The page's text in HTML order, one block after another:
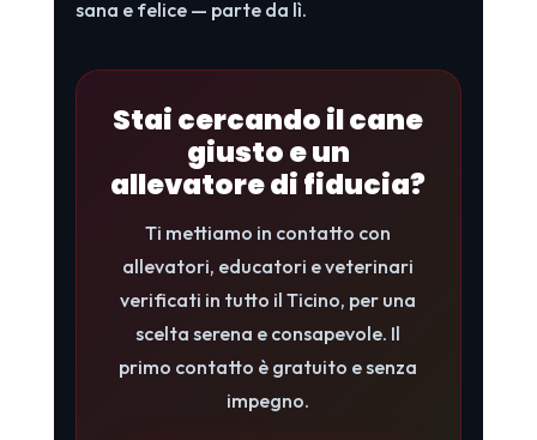
sana e felice — parte da lì.
Stai cercando il cane
giusto e un
allevatore di fiducia?
Ti mettiamo in contatto con
allevatori, educatori e veterinari
verificati in tutto il Ticino, per una
scelta serena e consapevole. Il
primo contatto è gratuito e senza
impegno.